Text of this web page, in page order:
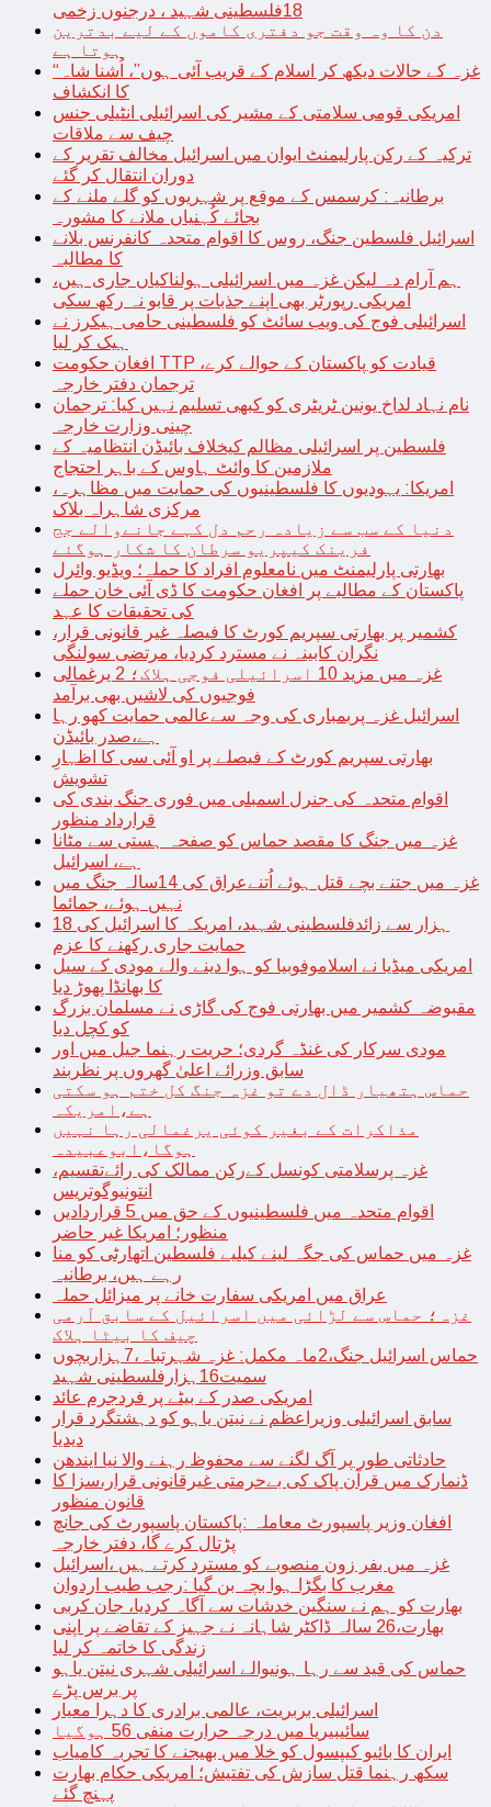
18فلسطینی شہید ، درجنوں زخمی
دن کا وہ وقت جو دفتری کاموں کے لیے بدترین
ہوتا ہے
“غزہ کے حالات دیکھ کر اسلام کے قریب آئی ہوں”، اُشنا شاہ
کا انکشاف
امریکی قومی سلامتی کے مشیر کی اسرائیلی انٹیلی جنس
چیف سے ملاقات
ترکیہ کے رکن پارلیمنٹ ایوان میں اسرائیل مخالف تقریر کے
دوران انتقال کر گئے
برطانیہ: کرسمس کے موقع پر شہریوں کو گلے ملنے کے
بجائے کُہنیاں ملانے کا مشورہ
اسرائیل فلسطین جنگ، روس کا اقوام متحدہ کانفرنس بلانے
کا مطالبہ
ہم آرام دہ لیکن غزہ میں اسرائیلی ہولناکیاں جاری ہیں،
امریکی رپورٹر بھی اپنے جذبات پر قابو نہ رکھ سکی
اسرائیلی فوج کی ویب سائٹ کو فلسطینی حامی ہیکرز نے
ہیک کر لیا
افغان حکومت TTP قیادت کو پاکستان کے حوالے کرے،
ترجمان دفتر خارجہ
نام نہاد لداخ یونین ٹریٹری کو کبھی تسلیم نہیں کیا: ترجمان
چینی وزارت خارجہ
فلسطین پر اسرائیلی مظالم کیخلاف بائیڈن انتظامیہ کے
ملازمین کا وائٹ ہاوس کے باہر احتجاج
امریکا: یہودیوں کا فلسطینیوں کی حمایت میں مظاہرہ،
مرکزی شاہراہ بلاک
دنیا کے سب سے زیادہ رحم دل کہے جانےوالے جج
فرینک کیپریو سرطان کا شکار ہوگئے
بھارتی پارلیمنٹ میں نامعلوم افراد کا حملہ؛ ویڈیو وائرل
پاکستان کے مطالبے پر افغان حکومت کا ڈی آئی خان حملے
کی تحقیقات کا عہد
کشمیر پر بھارتی سپریم کورٹ کا فیصلہ غیر قانونی قرار،
نگران کابینہ نے مسترد کردیا، مرتضی سولنگی
غزہ میں مزید 10 اسرائیلی فوجی ہلاک؛ 2 یرغمالی
فوجیوں کی لاشیں بھی برآمد
اسرائیل غزہ پربمباری کی وجہ سےعالمی حمایت کھو رہا
ہے،صدر بائیڈن
بھارتی سپریم کورٹ کے فیصلے پر او آئی سی کا اظہارِ
تشویش
اقوام متحدہ کی جنرل اسمبلی میں فوری جنگ بندی کی
قرارداد منظور
غزہ میں جنگ کا مقصد حماس کو صفحہ ہستی سے مٹانا
ہے، اسرائیل
غزہ میں جتنے بچے قتل ہوئے اُتنےعراق کی 14سالہ جنگ میں
نہیں ہوئے، جمائما
18 ہزار سے زائدفلسطینی شہید، امریکہ کا اسرائیل کی
حمایت جاری رکھنے کا عزم
امریکی میڈیا نے اسلاموفوبیا کو ہوا دینے والے مودی کے سیل
کا بھانڈا پھوڑ دیا
مقبوضہ کشمیر میں بھارتی فوج کی گاڑی نے مسلمان بزرگ
کو کچل دیا
مودی سرکار کی غنڈہ گردی؛ حریت رہنما جیل میں اور
سابق وزرائے اعلیٰ گھروں پر نظربند
حماس ہتھیار ڈال دے تو غزہ جنگ کل ختم ہو سکتی
ہے،امریکہ
مذاکرات کے بغیر کوئی یرغمالی رہا نہیں
ہوگا،ابوعبیدہ
غزہ پرسلامتی کونسل کےرکن ممالک کی رائےتقسیم،
انتونیوگوتریس
اقوام متحدہ میں فلسطینیوں کے حق میں 5 قراردادیں
منظور؛ امریکا غیر حاضر
غزہ میں حماس کی جگہ لینے کیلیے فلسطین اتھارٹی کو منا
رہے ہیں، برطانیہ
عراق میں امریکی سفارت خانے پر میزائل حملہ
غزہ؛ حماس سے لڑائی میں اسرائیل کے سابق آرمی
چیف کا بیٹا ہلاک
حماس اسرائیل جنگ،2ماہ مکمل: غزہ شہرتباہ،7ہزاربچوں
سمیت16ہزارفلسطینی شہید
امریکی صدر کے بیٹے پر فردجرم عائد
سابق اسرائیلی وزیراعظم نے نیتن یاہو کو دہشتگرد قرار
دیدیا
حادثاتی طور پر آگ لگنے سے محفوظ رہنے والا نیا ایندھن
ڈنمارک میں قرآن پاک کی بےحرمتی غیرقانونی قرار،سزا کا
قانون منظور
افغان وزیر پاسپورٹ معاملہ :پاکستان پاسپورٹ کی جانچ
پڑتال کرے گا، دفتر خارجہ
غزہ میں بفر زون منصوبے کو مسترد کرتے ہیں ،اسرائیل
مغرب کا بگڑا ہوا بچہ بن گیا :رجب طیب اردوان
بھارت کو ہم نے سنگین خدشات سے آگاہ کردیا، جان کربی
بھارت،26 سالہ ڈاکٹر شاہانہ نے جہیز کے تقاضے پر اپنی
زندگی کا خاتمہ کر لیا
حماس کی قید سے رہا ہونیوالے اسرائیلی شہری نیتن یاہو
پر برس پڑے
اسرائیلی بربریت، عالمی برادری کا دہرا معیار
سائیبیریا میں درجہ حرارت منفی 56 ہوگیا
ایران کا بائیو کیپسول کو خلا میں بھیجنے کا تجربہ کامیاب
سکھ رہنما قتل سازش کی تفتیش؛ امریکی حکام بھارت
پہنچ گئے